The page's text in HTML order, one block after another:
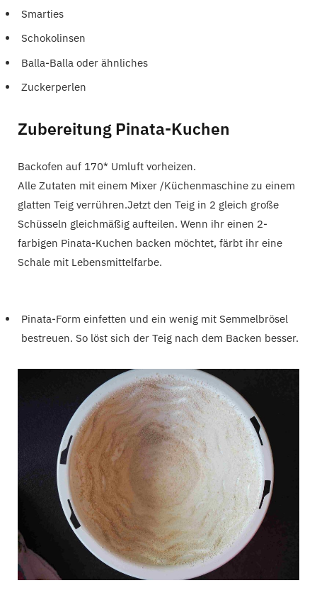
Smarties
Schokolinsen
Balla-Balla oder ähnliches
Zuckerperlen
Zubereitung Pinata-Kuchen
Backofen auf 170* Umluft vorheizen.
Alle Zutaten mit einem Mixer /Küchenmaschine zu einem
glatten Teig verrühren.Jetzt den Teig in 2 gleich große
Schüsseln gleichmäßig aufteilen. Wenn ihr einen 2-
farbigen Pinata-Kuchen backen möchtet, färbt ihr eine
Schale mit Lebensmittelfarbe.
Pinata-Form einfetten und ein wenig mit Semmelbrösel
bestreuen. So löst sich der Teig nach dem Backen besser.